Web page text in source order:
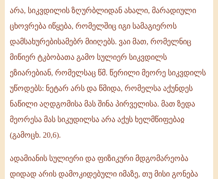
არა, სიკვდილის ზღურბლიდან ახალი, მარადიული
ცხოვრება იწყება, რომელშიც იგი სამაგიეროს
დამსახურებისამებრ მიიღებს. ვაი მათ, რომელნიც
მიწიერ ტკბობათა გამო სულიერ სიკვდილს
ეზიარებიან, რომელსაც წმ. წერილი მეორე სიკვდილს
უწოდებს: ნეტარ არს და წმიდა, რომელსა აქუნდეს
ნაწილი აღდგომისა მას შინა პირველისა. მათ ზედა
მეორესა მას სიკუდილსა არა აქუს ხელმწიფებაჲ
(გამოცხ. 20,6).
ადამიანის სულიერი და ფიზიკური მდგომარეობა
დიდად არის დამოკიდებული იმაზე, თუ მისი გონება